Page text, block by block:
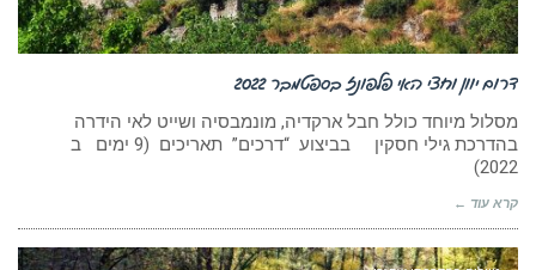
דרום יוון וחצי האי פלפונז בספטמבר 2022
מסלול מיוחד כולל חבל ארקדיה, מונמבסיה ושייט לאי הידרה
בהדרכת גילי חסקין בביצוע “דרכים” תאריכים (9 ימים ב
2022)
קרא עוד ←